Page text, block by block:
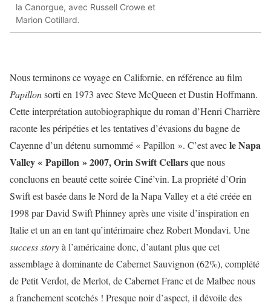
la Canorgue, avec Russell Crowe et
Marion Cotillard.
Nous terminons ce voyage en Californie, en référence au film
Papillonsorti en 1973 avec Steve McQueen et Dustin Hoffmann.
Cette interprétation autobiographique du roman d’Henri Charrière
raconte les péripéties et les tentatives d’évasions du bagne de
Cayenne d’un détenu surnommé « Papillon ». C’est avecle Napa
Valley « Papillon » 2007, Orin Swift Cellarsque nous
concluons en beauté cette soirée Ciné’vin. La propriété d’Orin
Swift est basée dans le Nord de la Napa Valley et a été créée en
1998 par David Swift Phinney après une visite d’inspiration en
Italie et un an en tant qu’intérimaire chez Robert Mondavi. Une
success storyà l’américaine donc, d’autant plus que cet
assemblage à dominante de Cabernet Sauvignon (62%), complété
de Petit Verdot, de Merlot, de Cabernet Franc et de Malbec nous
a franchement scotchés ! Presque noir d’aspect, il dévoile des